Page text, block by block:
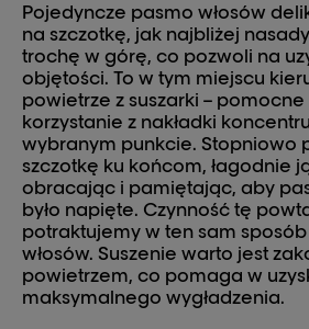
Pojedyncze pasmo włosów
na szczotkę, jak najbliżej
trochę w górę, co pozwoli na
objętości. To w tym miejscu
powietrze z suszarki –
korzystanie z nakładki
wybranym punkcie. Stopniowo
szczotkę ku końcom, łagodnie
obracając i pamiętając, aby
było napięte. Czynność tę
potraktujemy w ten sam
włosów. Suszenie warto jest
powietrzem, co pomaga w
maksymalnego wygładzenia.